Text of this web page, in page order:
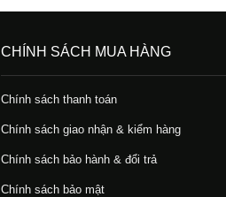
CHÍNH SÁCH MUA HÀNG
Chính sách thanh toán
Chính sách giao nhận & kiểm hàng
Chính sách bảo hành & đổi trả
Chính sách bảo mật